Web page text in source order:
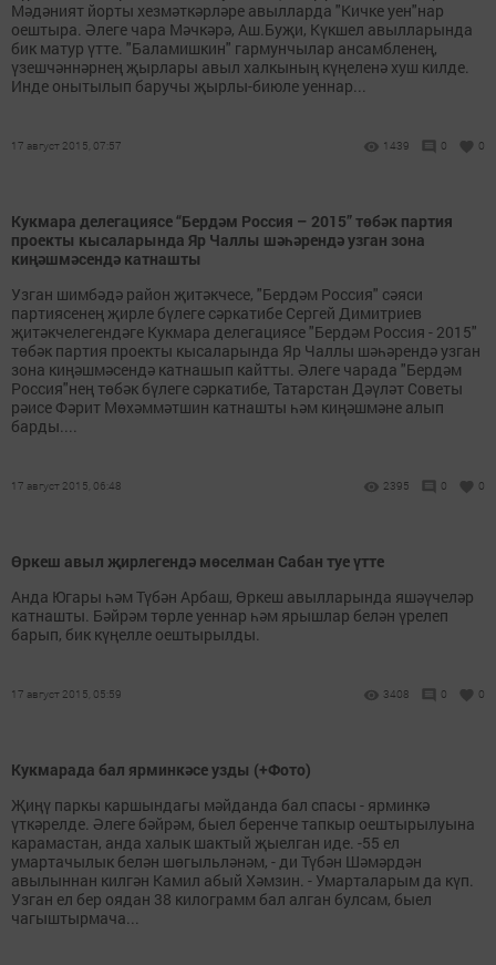
Мәдәният йорты хезмәткәрләре авылларда "Кичке уен"нар
оештыра. Әлеге чара Мәчкәрә, Аш.Буҗи, Күкшел авылларында
бик матур үтте. "Баламишкин" гармунчылар ансамбленең,
үзешчәннәрнең җырлары авыл халкының күңеленә хуш килде.
Инде онытылып баручы җырлы-биюле уеннар...
17 август 2015, 07:57 1439 0 0
Кукмара делегациясе “Бердәм Россия – 2015” төбәк партия
проекты кысаларында Яр Чаллы шәһәрендә узган зона
киңәшмәсендә катнашты
Узган шимбәдә район җитәкчесе, "Бердәм Россия" сәяси
партиясенең җирле бүлеге сәркатибе Сергей Димитриев
җитәкчелегендәге Кукмара делегациясе "Бердәм Россия - 2015"
төбәк партия проекты кысаларында Яр Чаллы шәһәрендә узган
зона киңәшмәсендә катнашып кайтты. Әлеге чарада "Бердәм
Россия"нең төбәк бүлеге сәркатибе, Татарстан Дәүләт Советы
рәисе Фәрит Мөхәммәтшин катнашты һәм киңәшмәне алып
барды....
17 август 2015, 06:48 2395 0 0
Өркеш авыл җирлегендә мөселман Сабан туе үтте
Анда Югары һәм Түбән Арбаш, Өркеш авылларында яшәүчеләр
катнашты. Бәйрәм төрле уеннар һәм ярышлар белән үрелеп
барып, бик күңелле оештырылды.
17 август 2015, 05:59 3408 0 0
Кукмарада бал ярминкәсе узды (+Фото)
Җиңү паркы каршындагы мәйданда бал спасы - ярминкә
үткәрелде. Әлеге бәйрәм, быел беренче тапкыр оештырылуына
карамастан, анда халык шактый җыелган иде. -55 ел
умартачылык белән шөгыльләнәм, - ди Түбән Шәмәрдән
авылыннан килгән Камил абый Хәмзин. - Умарталарым да күп.
Узган ел бер оядан 38 килограмм бал алган булсам, быел
чагыштырмача...